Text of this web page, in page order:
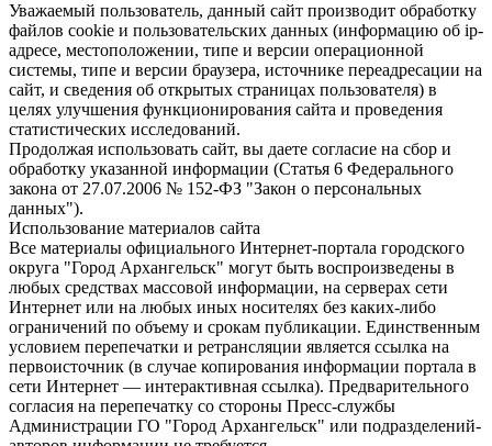
Уважаемый пользователь, данный сайт производит обработку
файлов cookie и пользовательских данных (информацию об ip-
адресе, местоположении, типе и версии операционной
системы, типе и версии браузера, источнике переадресации на
сайт, и сведения об открытых страницах пользователя) в
целях улучшения функционирования сайта и проведения
статистических исследований.
Продолжая использовать сайт, вы даете согласие на сбор и
обработку указанной информации (Статья 6 Федерального
закона от 27.07.2006 № 152-ФЗ "Закон о персональных
данных").
Использование материалов сайта
Все материалы официального Интернет-портала городского
округа "Город Архангельск" могут быть воспроизведены в
любых средствах массовой информации, на серверах сети
Интернет или на любых иных носителях без каких-либо
ограничений по объему и срокам публикации. Единственным
условием перепечатки и ретрансляции является ссылка на
первоисточник (в случае копирования информации портала в
сети Интернет — интерактивная ссылка). Предварительного
согласия на перепечатку со стороны Пресс-службы
Администрации ГО "Город Архангельск" или подразделений-